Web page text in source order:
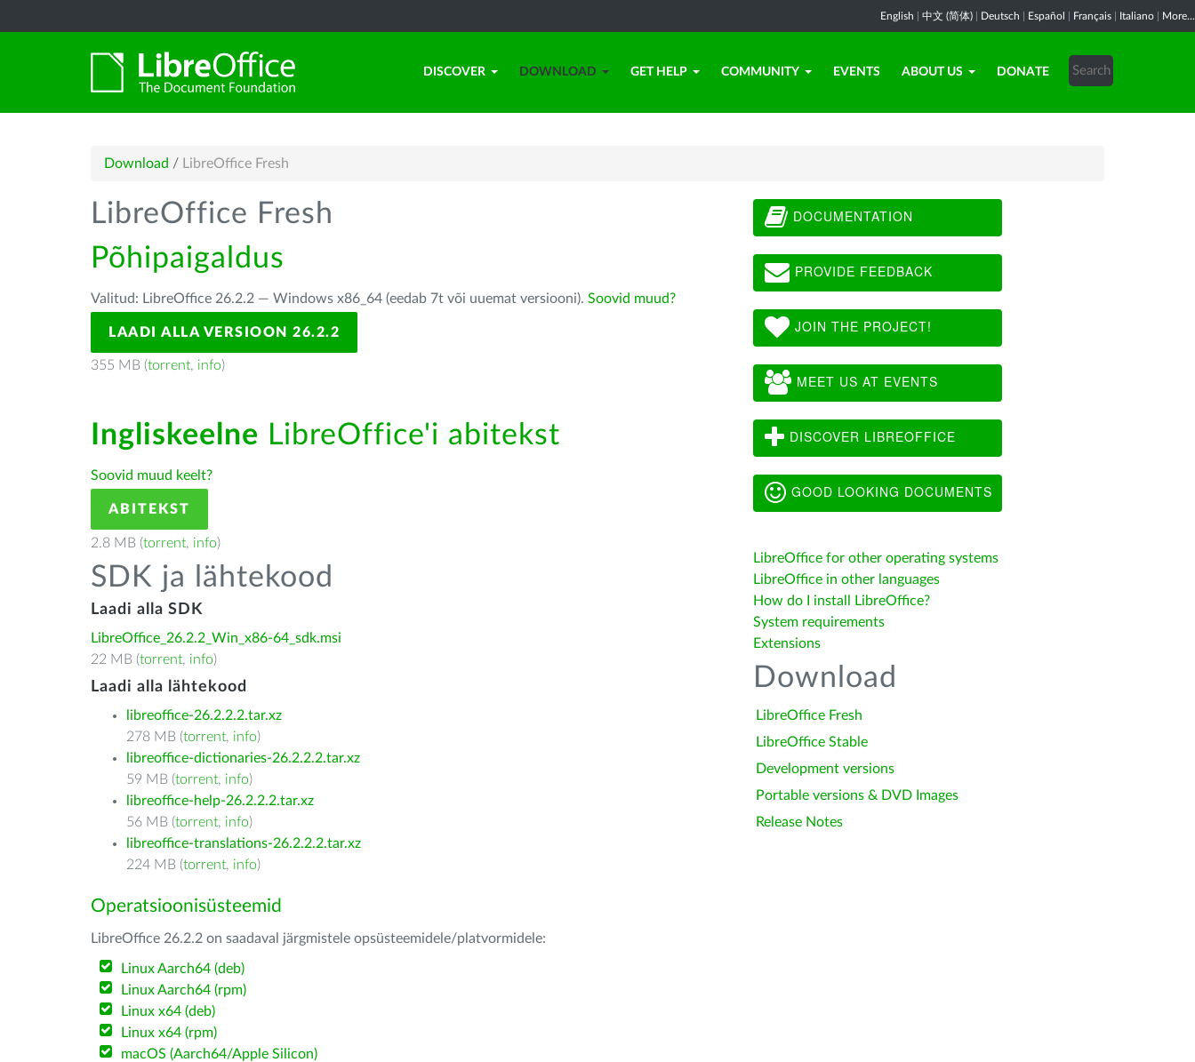
English 中文 (简体) Deutsch Español Français Italiano More...
DISCOVER DOWNLOAD GET HELP COMMUNITY EVENTS ABOUT US DONATE
Download / LibreOffice Fresh
LibreOffice Fresh
Põhipaigaldus
Valitud: LibreOffice 26.2.2 — Windows x86_64 (eedab 7t või uuemat versiooni). Soovid muud?
LAADI ALLA VERSIOON 26.2.2
355 MB (torrent, info)
Ingliskeelne LibreOffice'i abitekst
Soovid muud keelt?
ABITEKST
2.8 MB (torrent, info)
SDK ja lähtekood
Laadi alla SDK
LibreOffice_26.2.2_Win_x86-64_sdk.msi
22 MB (torrent, info)
Laadi alla lähtekood
libreoffice-26.2.2.2.tar.xz
278 MB (torrent, info)
libreoffice-dictionaries-26.2.2.2.tar.xz
59 MB (torrent, info)
libreoffice-help-26.2.2.2.tar.xz
56 MB (torrent, info)
libreoffice-translations-26.2.2.2.tar.xz
224 MB (torrent, info)
Operatsioonisüsteemid
LibreOffice 26.2.2 on saadaval järgmistele opsüsteemidele/platvormidele:
Linux Aarch64 (deb)
Linux Aarch64 (rpm)
Linux x64 (deb)
Linux x64 (rpm)
macOS (Aarch64/Apple Silicon)
DOCUMENTATION
PROVIDE FEEDBACK
JOIN THE PROJECT!
MEET US AT EVENTS
DISCOVER LIBREOFFICE
GOOD LOOKING DOCUMENTS
LibreOffice for other operating systems
LibreOffice in other languages
How do I install LibreOffice?
System requirements
Extensions
Download
LibreOffice Fresh
LibreOffice Stable
Development versions
Portable versions & DVD Images
Release Notes